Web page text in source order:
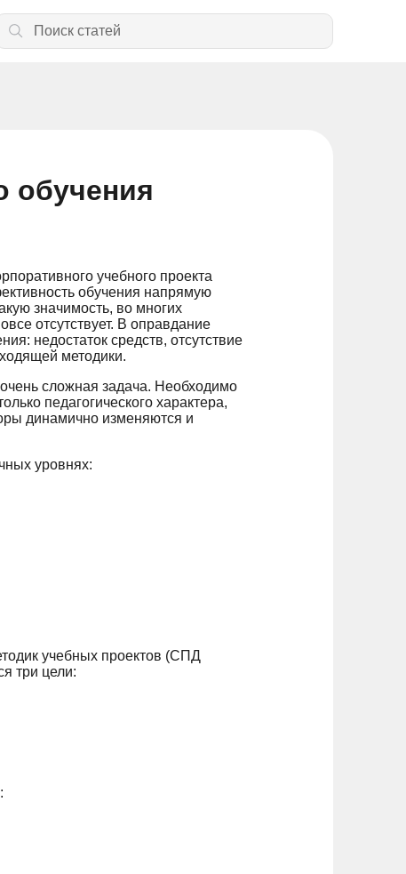
обучения
учебного проекта
обучения напрямую
значимость, во многих
отсутствует. В оправдание
недостаток средств, отсутствие
методики.
сложная задача. Необходимо
педагогического характера,
динамично изменяются и
уровнях:
учебных проектов (СПД
три цели: